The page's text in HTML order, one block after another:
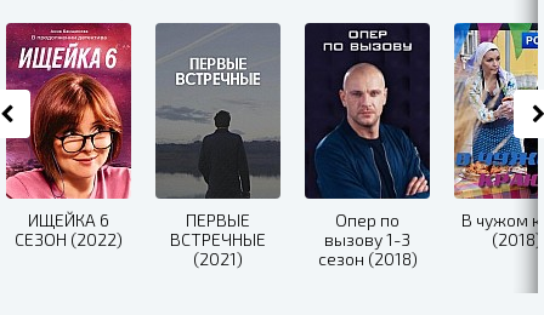
ИЩЕЙКА 6
СЕЗОН (2022)
ПЕРВЫЕ
ВСТРЕЧНЫЕ
(2021)
Опер по
вызову 1-3
сезон (2018)
В чужом
(2018)